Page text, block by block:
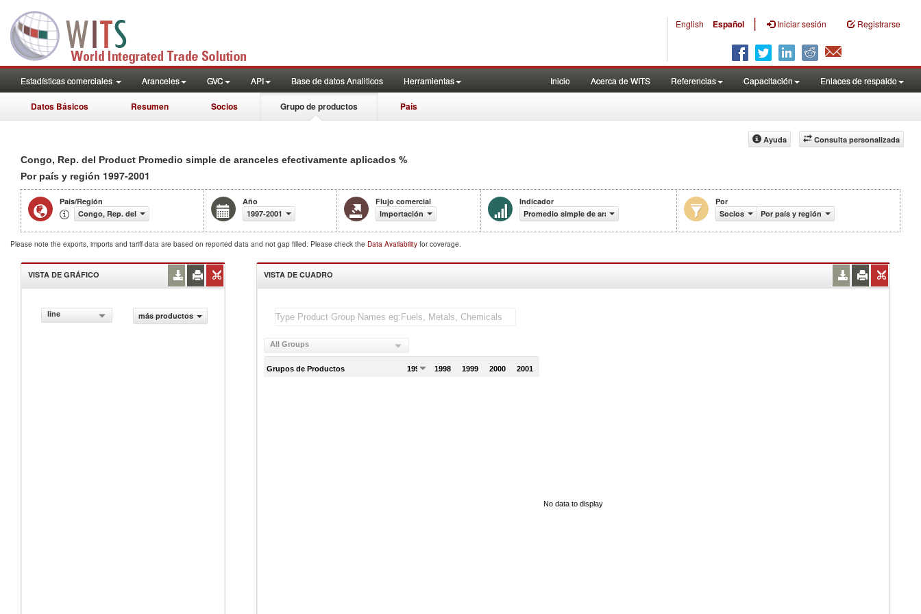
English Español | Iniciar sesión Registrarse
Estadísticas comerciales Aranceles GVC API Base de datos Analiticos Herramientas Inicio Acerca de WITS Referencias Capacitación Enlaces de respaldo
Datos Básicos Resumen Socios Grupo de productos País
Consulta personalizada
Ayuda
Congo, Rep. del Product Promedio simple de aranceles efectivamente aplicados %
Por país y región 1997-2001
País/Región
Congo, Rep. del
Año
1997-2001
Flujo comercial
Importación
Indicador
Promedio simple de aranceles efectivamente aplicados (%)
Por
Socios
Por país y región
Please note the exports, imports and tariff data are based on reported data and not gap filled. Please check the Data Availability for coverage.
VISTA DE GRÁFICO
line más productos
VISTA DE CUADRO
All Groups
Grupos de Productos 1997 1998 1999 2000 2001
No data to display